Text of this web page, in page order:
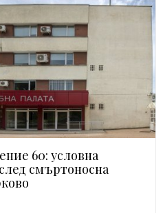
60: условна
смъртоносна